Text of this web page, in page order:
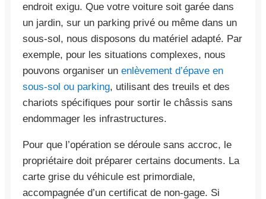
endroit exigu. Que votre voiture soit garée dans
un jardin, sur un parking privé ou même dans un
sous-sol, nous disposons du matériel adapté. Par
exemple, pour les situations complexes, nous
pouvons organiser un enlèvement d’épave en
sous-sol ou parking, utilisant des treuils et des
chariots spécifiques pour sortir le châssis sans
endommager les infrastructures.
Pour que l’opération se déroule sans accroc, le
propriétaire doit préparer certains documents. La
carte grise du véhicule est primordiale,
accompagnée d’un certificat de non-gage. Si